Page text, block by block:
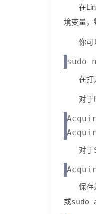
在
境变量，
你可
在打
对于
对于
保存
或